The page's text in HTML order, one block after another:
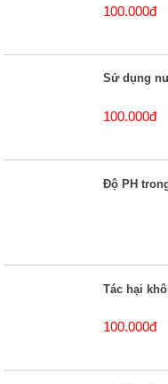
100.000đ
Sử dụng
100.000đ
Độ PH
Tác hại
100.000đ